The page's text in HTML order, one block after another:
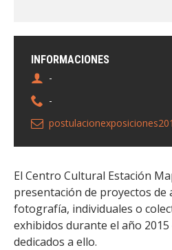
INFORMACIONES
-
-
El Centro Cultural Estación
presentación de proyectos de
fotografía, individuales o
exhibidos durante el año
dedicados a ello.